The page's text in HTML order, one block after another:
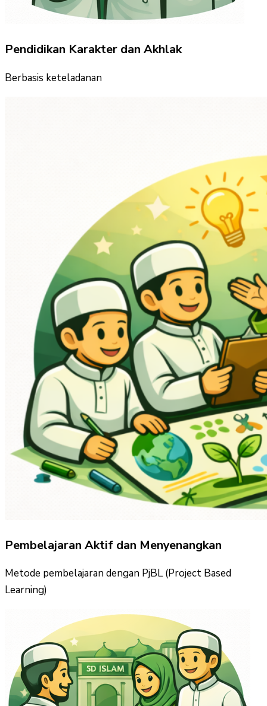
Pendidikan Karakter dan Akhlak
Berbasis keteladanan
Pembelajaran Aktif dan Menyenangkan
Metode pembelajaran dengan PjBL (Project Based
Learning)